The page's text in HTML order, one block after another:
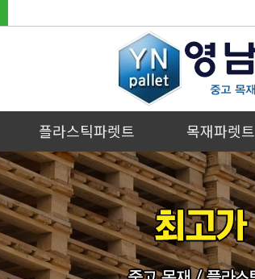
플라스틱파렛트 목재파렛트